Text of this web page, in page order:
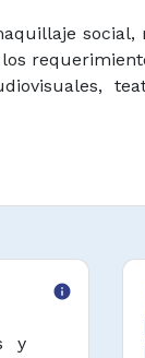
info
y